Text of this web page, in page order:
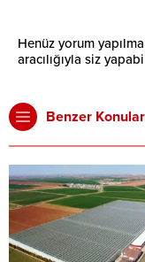
Henüz yorum
aracılığıyla siz
Benzer Konular